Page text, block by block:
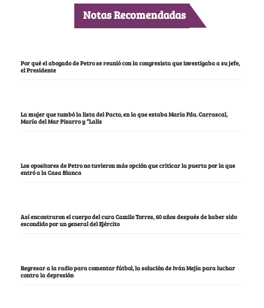
Notas Recomendadas
Por qué el abogado de Petro se reunió con la congresista que investigaba a su jefe,
el Presidente
La mujer que tumbó la lista del Pacto, en la que estaba María Fda. Carrascal,
María del Mar Pizarro y “Lalis
Los opositores de Petro no tuvieron más opción que criticar la puerta por la que
entró a la Casa Blanca
Así encontraron el cuerpo del cura Camilo Torres, 60 años después de haber sido
escondido por un general del Ejército
Regresar a la radio para comentar fútbol, la solución de Iván Mejía para luchar
contra la depresión